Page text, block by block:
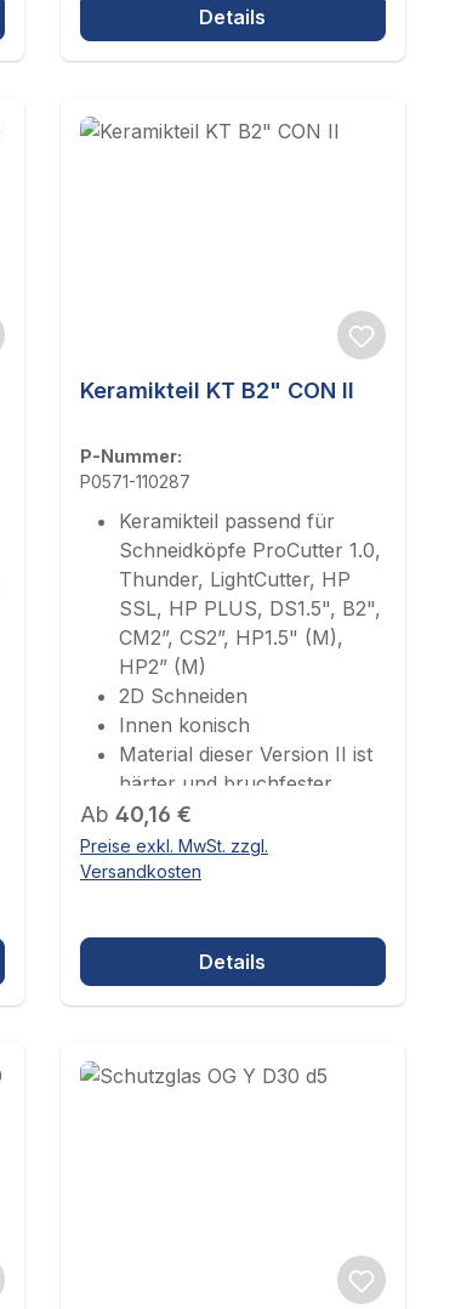
Details
Keramikteil KT B2" CON II
P-Nummer:
P0571-110287
Keramikteil passend für
Schneidköpfe ProCutter 1.0,
Thunder, LightCutter, HP
SSL, HP PLUS, DS1.5", B2",
CM2”, CS2”, HP1.5" (M),
HP2” (M)
2D Schneiden
Innen konisch
Material dieser Version II ist
härter und bruchfester
Regulärer Preis:
Ab 40,16 €
Preise exkl. MwSt. zzgl.
Versandkosten
Details